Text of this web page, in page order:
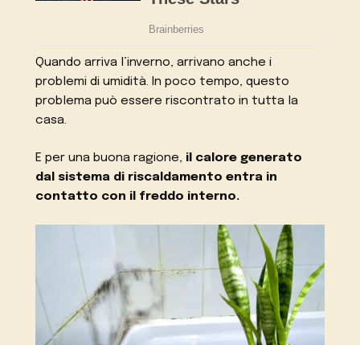
Quando arriva l’inverno, arrivano anche i
problemi di umidità. In poco tempo, questo
problema può essere riscontrato in tutta la
casa.
E per una buona ragione, il calore generato
dal sistema di riscaldamento entra in
contatto con il freddo interno.